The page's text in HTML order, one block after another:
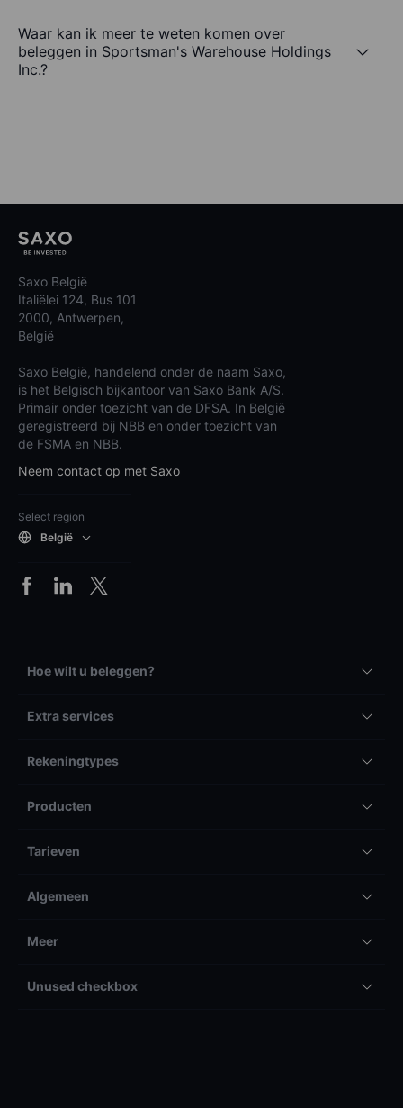
Waar kan ik meer te weten komen over
beleggen in Sportsman's Warehouse Holdings
Inc.?
Saxo België
Italiëlei 124, Bus 101
2000, Antwerpen,
België
Saxo België, handelend onder de naam Saxo,
is het Belgisch bijkantoor van Saxo Bank A/S.
Primair onder toezicht van de DFSA. In België
geregistreerd bij NBB en onder toezicht van
de FSMA en NBB.
Neem contact op met Saxo
Select region
België
Hoe wilt u beleggen?
Extra services
Rekeningtypes
Producten
Tarieven
Algemeen
Meer
Unused checkbox